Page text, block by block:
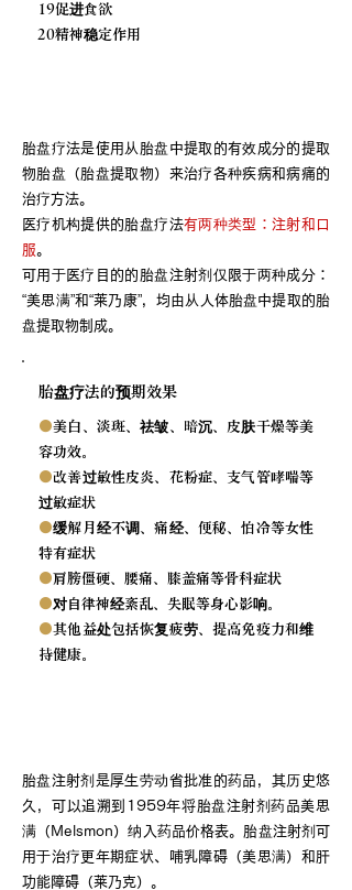
19促进食欲
20精神稳定作用
胎盘疗法是使用从胎盘中提取的有效成分的提取
物胎盘（胎盘提取物）来治疗各种疾病和病痛的
治疗方法。
医疗机构提供的胎盘疗法有两种类型：注射和口
服。
可用于医疗目的的胎盘注射剂仅限于两种成分：
“美思满”和“莱乃康”，均由从人体胎盘中提取的胎
盘提取物制成。
胎盘疗法的预期效果
●美白、淡斑、祛皱、暗沉、皮肤干燥等美
容功效。
●改善过敏性皮炎、花粉症、支气管哮喘等
过敏症状
●缓解月经不调、痛经、便秘、怕冷等女性
特有症状
●肩膀僵硬、腰痛、膝盖痛等骨科症状
●对自律神经紊乱、失眠等身心影响。
●其他益处包括恢复疲劳、提高免疫力和维
持健康。
胎盘注射剂是厚生劳动省批准的药品，其历史悠
久，可以追溯到1959年将胎盘注射剂药品美思
满（Melsmon）纳入药品价格表。胎盘注射剂可
用于治疗更年期症状、哺乳障碍（美思满）和肝
功能障碍（莱乃克）。